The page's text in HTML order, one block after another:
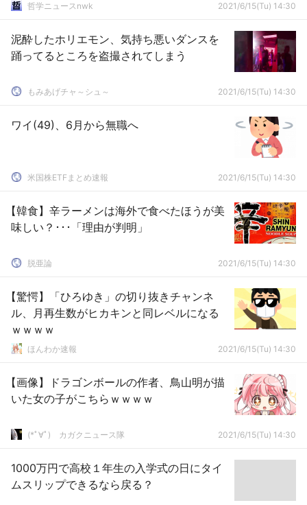
哲学ニュースnwk 2021/6/15(Tu) 14:30
泥酔したホリエモン、気持ち悪いダンスを
踊ってるところを盗撮されてしまう
もみあげチャ～シュ～ 2021/6/15(Tu) 14:30
ワイ(49)、6月から無職へ
米国株ETFまとめ速報 2021/6/15(Tu) 14:30
【韓食】辛ラーメンは海外で食べたほうが美
味しい？･･･「理由が判明」
脱亜論 2021/6/15(Tu) 14:30
【驚愕】「ひろゆき」の切り抜きチャンネ
ル、月再生数がヒカキンと同レベルになる
ｗｗｗｗ
ほんわか速報 2021/6/15(Tu) 14:30
【画像】ドラゴンボールの作者、鳥山明が描
いた女の子がこちらｗｗｗｗ
(*ﾟ∀ﾟ)ゞカガクニュース隊 2021/6/15(Tu) 14:30
1000万円で高校１年生の入学式の日にタイ
ムスリップできるなら戻る？